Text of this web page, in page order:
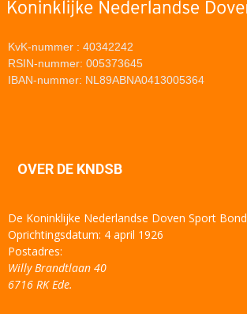
KvK-nummer : 40342242
RSIN-nummer: 005373645
IBAN-nummer: NL89ABNA0413005364
OVER DE KNDSB
De Koninklijke Nederlandse Doven Sport Bond
Oprichtingsdatum: 4 april 1926
Postadres:
Willy Brandtlaan 40
6716 RK Ede.